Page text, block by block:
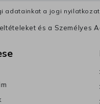
adatainkat a jogi
és a Személyes